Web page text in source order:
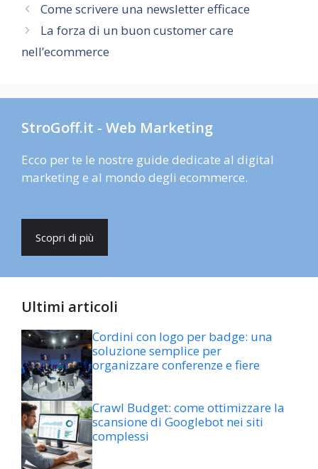
Come scrivere una newsletter efficace
La forza di un buon customer care
nell’ecommerce
StroGoff.it - Web Marketing
Ecco per te le nostre guide dedicate al digital
marketing e al mondo degli ecommerce.
Scopri di più
Ultimi articoli
Cordini con logo per badge: una
soluzione semplice per
organizzare conferenze e fiere
Crawl Budget: come ottimizzare la
scansione di Googlebot nei siti
complessi